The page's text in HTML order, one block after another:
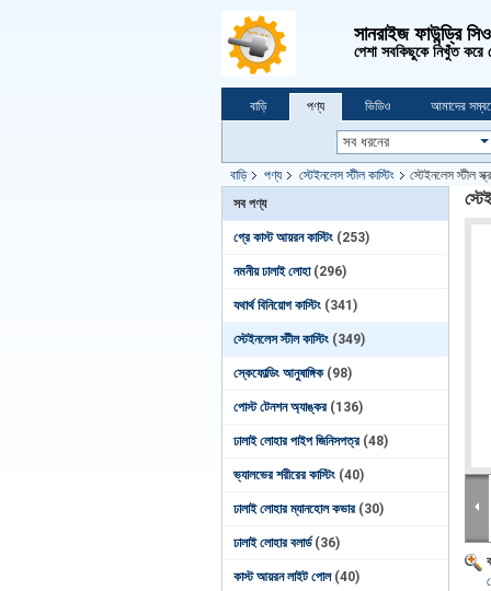
সানরাইজ ফাউন্ড্রি
পেশা সবকিছুকে নিখুঁত করে
বাড়ি পণ্য ভিডিও আমাদের
বাড়ি পণ্য স্টেইনলেস স্টীল কাস্টিং
স্টেইনলেস স্টীল
সব পণ্য
গ্রে কাস্ট আয়রন কাস্টিং (253)
নমনীয় ঢালাই লোহা (296)
যথার্থ বিনিয়োগ কাস্টিং (341)
স্টেইনলেস স্টীল কাস্টিং (349)
স্কেফোল্ডিং আনুষাঙ্গিক (98)
পোস্ট টেনশন অ্যাঙ্কর (136)
ঢালাই লোহার পাইপ জিনিসপত্র (48)
ভ্যালভের শরীরের কাস্টিং (40)
ঢালাই লোহার ম্যানহোল কভার (30)
ঢালাই লোহার বলার্ড (36)
কাস্ট আয়রন লাইট পোল (40)